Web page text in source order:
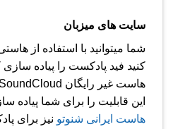
سایت های میزبان
شما میتوانید با استفاده از
کنید فید پادکست را پیاده سازی
هاست غیر رایگان SoundCloud و
این قابلیت را برای شما پیاده
هاست ایرانی شنوتو نیز برای